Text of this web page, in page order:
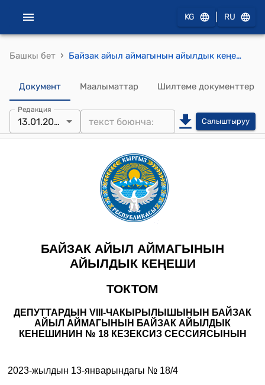
KG RU
Башкы бет › Байзак айыл аймагынын айылдык кеңешинин 2023-жылдын 13-январындагы № 18/4 "Байзак айыл аймагынын территориясындагы ирригациялык курулмаларды муниципалдык менчикке кабыл алуу жөнүндө" токтому
Документ Маалыматтар Шилтеме документтер
Редакция
13.01.2023 Салыштыруу